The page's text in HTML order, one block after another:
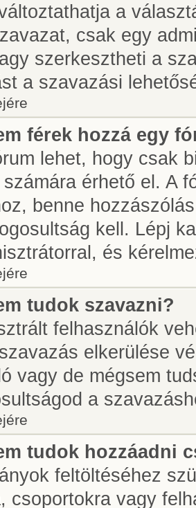
a
csak egy
szerkesztheti a
a szavazási
férek hozzá egy
lehet, hogy csak
érhető el. A
benne
kell. Lépj
és
tudok szavazni?
felhasználók
elkerülése
vagy de mégsem
a
tudok hozzáadni
feltöltéséhez
csoportokra vagy